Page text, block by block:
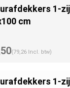
1-
cm
(79,26 Incl. btw)
1-